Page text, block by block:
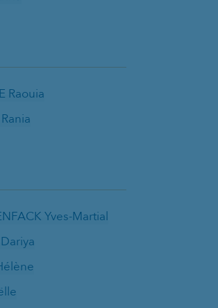
Raouia
Yves-Martial